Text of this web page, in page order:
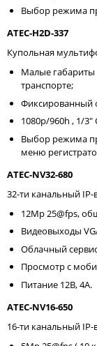
Выбор режима
ATEC-H2D-337
Купольная
Малые габариты
транспорте;
Фиксированный
1080p/960h , 1/3"
Выбор режима
меню
ATEC-NV32-680
32-ти канальный IP-
12Mp 25@fps,
Видеовыходы
Облачный
Просмотр с
Питание 12В, 4A.
ATEC-NV16-650
16-ти канальный IP-